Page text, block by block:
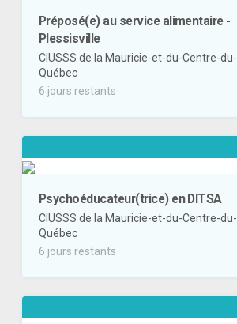
Préposé(e) au service alimentaire -
Plessisville
CIUSSS de la Mauricie-et-du-Centre-du-
Québec
6 jours restants
Psychoéducateur(trice) en DITSA
CIUSSS de la Mauricie-et-du-Centre-du-
Québec
6 jours restants